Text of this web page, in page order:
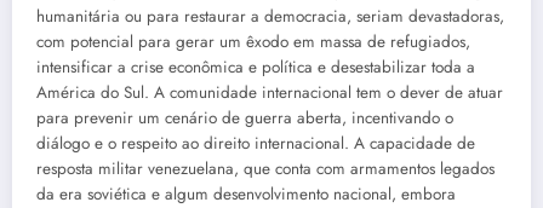
humanitária ou para restaurar a democracia, seriam devastadoras,
com potencial para gerar um êxodo em massa de refugiados,
intensificar a crise econômica e política e desestabilizar toda a
América do Sul. A comunidade internacional tem o dever de atuar
para prevenir um cenário de guerra aberta, incentivando o
diálogo e o respeito ao direito internacional. A capacidade de
resposta militar venezuelana, que conta com armamentos legados
da era soviética e algum desenvolvimento nacional, embora